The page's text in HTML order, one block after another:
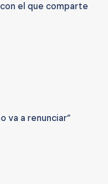
el que comparte
va a renunciar”